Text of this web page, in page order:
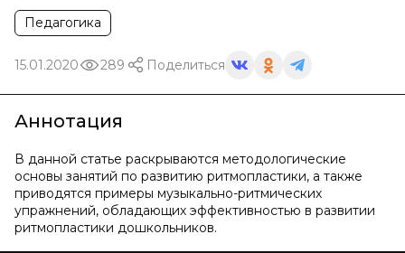
Педагогика
15.01.2020 289 Поделиться
Аннотация
В данной статье раскрываются методологические
основы занятий по развитию ритмопластики, а также
приводятся примеры музыкально-ритмических
упражнений, обладающих эффективностью в развитии
ритмопластики дошкольников.